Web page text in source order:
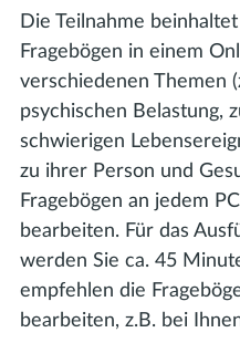
Die Teilnahme
Fragebögen in einem
verschiedenen Themen
psychischen Belastung,
schwierigen
zu ihrer Person und
Fragebögen an jedem
bearbeiten. Für das
werden Sie ca. 45
empfehlen die
bearbeiten, z.B. bei